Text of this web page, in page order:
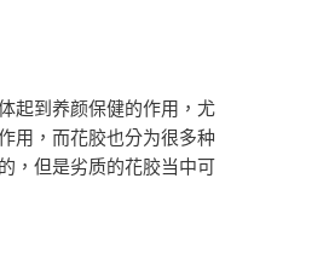
起到养颜保健的作用，尤
用，而花胶也分为很多种
，但是劣质的花胶当中可